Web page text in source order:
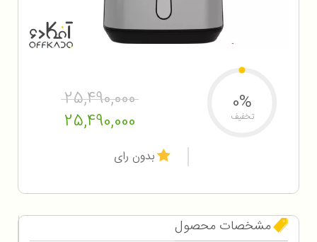
25,490,000
25,490,000
0%
تخفیف
بدون رای
مشخصات محصول